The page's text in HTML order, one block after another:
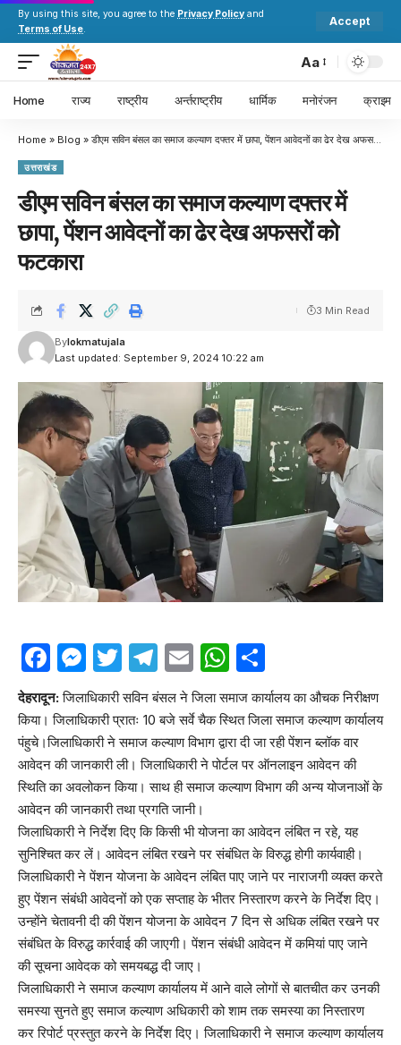
By using this site, you agree to the Privacy Policy and
Terms of Use.
Accept
Aa
Home राज्य राष्ट्रीय अर्न्तराष्ट्रीय धार्मिक मनोरंजन क्राइम
Home » Blog » डीएम सविन बंसल का समाज कल्याण दफ्तर में छापा, पेंशन आवेदनों का ढेर देख अफसरों को फटकारा
उत्तराखंड
डीएम सविन बंसल का समाज कल्याण दफ्तर में
छापा, पेंशन आवेदनों का ढेर देख अफसरों को
फटकारा
Last updated: September 9, 2024 10:22 am
Bylokmatujala
3 Min Read
Facebook
Messenger
Twitter
Telegram
EmailWhatsApp
देहरादून:जिलाधिकारी सविन बंसल ने जिला समाज कार्यालय का औचक निरीक्षण
किया। जिलाधिकारी प्रातः 10 बजे सर्वे चैक स्थित जिला समाज कल्याण कार्यालय
पंहुचे।जिलाधिकारी ने समाज कल्याण विभाग द्वारा दी जा रही पेंशन ब्लॉक वार
आवेदन की जानकारी ली। जिलाधिकारी ने पोर्टल पर ऑनलाइन आवेदन की
स्थिति का अवलोकन किया। साथ ही समाज कल्याण विभाग की अन्य योजनाओं के
आवेदन की जानकारी तथा प्रगति जानी।
जिलाधिकारी ने निर्देश दिए कि किसी भी योजना का आवेदन लंबित न रहे, यह
सुनिश्चित कर लें। आवेदन लंबित रखने पर संबंधित के विरुद्ध होगी कार्यवाही।
जिलाधिकारी ने पेंशन योजना के आवेदन लंबित पाए जाने पर नाराजगी व्यक्त करते
हुए पेंशन संबंधी आवेदनों को एक सप्ताह के भीतर निस्तारण करने के निर्देश दिए।
उन्होंने चेतावनी दी की पेंशन योजना के आवेदन 7 दिन से अधिक लंबित रखने पर
संबंधित के विरुद्ध कार्रवाई की जाएगी। पेंशन संबंधी आवेदन में कमियां पाए जाने
की सूचना आवेदक को समयबद्ध दी जाए।
जिलाधिकारी ने समाज कल्याण कार्यालय में आने वाले लोगों से बातचीत कर उनकी
समस्या सुनते हुए समाज कल्याण अधिकारी को शाम तक समस्या का निस्तारण
कर रिपोर्ट प्रस्तुत करने के निर्देश दिए। जिलाधिकारी ने समाज कल्याण कार्यालय